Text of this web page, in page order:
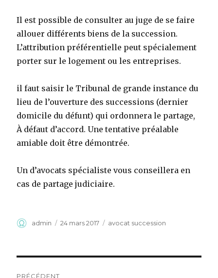
Il est possible de consulter au juge de se faire
allouer différents biens de la succession.
L’attribution préférentielle peut spécialement
porter sur le logement ou les entreprises.
il faut saisir le Tribunal de grande instance du
lieu de l’ouverture des successions (dernier
domicile du défunt) qui ordonnera le partage,
À défaut d’accord. Une tentative préalable
amiable doit être démontrée.
Un d’avocats spécialiste vous conseillera en
cas de partage judiciaire.
Auteur
admin
Publié
24 mars 2017 Catégories
avocat succession
PRÉCÉDENT